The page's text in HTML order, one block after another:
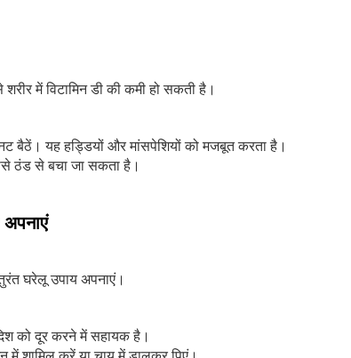
में विटामिन डी की कमी हो सकती है।
बैठें। यह हड्डियों और मांसपेशियों को मजबूत करता है।
ठंड से बचा जा सकता है।
घरेलू उपाय अपनाएं।
को दूर करने में सहायक है।